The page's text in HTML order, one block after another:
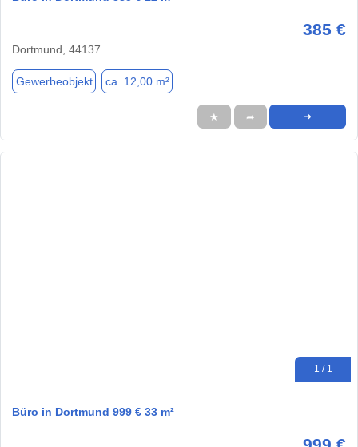
385 €
Dortmund, 44137
Gewerbeobjekt ca. 12,00 m²
★ ➦ ➜
1 / 1
Büro in Dortmund 999 € 33 m²